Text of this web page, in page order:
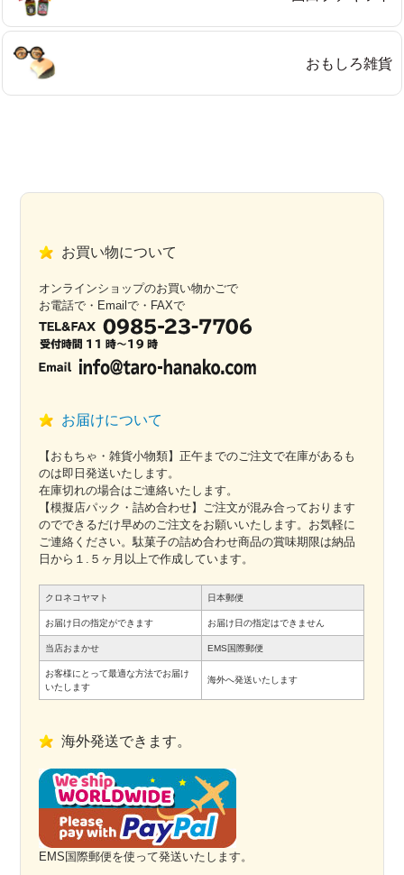
おもしろ雑貨
お買い物について
オンラインショップのお買い物かごで
お電話で・Emailで・FAXで
お届けについて
【おもちゃ・雑貨小物類】正午までのご注文で在庫があるも
のは即日発送いたします。
在庫切れの場合はご連絡いたします。
【模擬店パック・詰め合わせ】ご注文が混み合っております
のでできるだけ早めのご注文をお願いいたします。お気軽に
ご連絡ください。駄菓子の詰め合わせ商品の賞味期限は納品
日から１.５ヶ月以上で作成しています。
クロネコヤマト 日本郵便
お届け日の指定ができます お届け日の指定はできません
当店おまかせ EMS国際郵便
お客様にとって最適な方法でお届け
いたします
海外へ発送いたします
海外発送できます。
EMS国際郵便を使って発送いたします。